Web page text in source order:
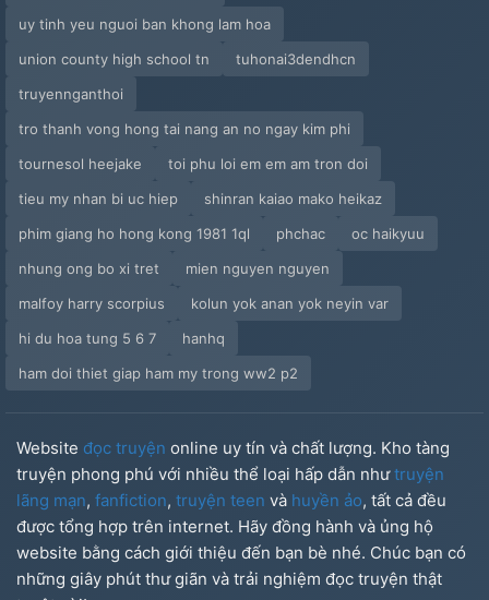
uy tinh yeu nguoi ban khong lam hoa
union county high school tn
tuhonai3dendhcn
truyennganthoi
tro thanh vong hong tai nang an no ngay kim phi
tournesol heejake
toi phu loi em em am tron doi
tieu my nhan bi uc hiep
shinran kaiao mako heikaz
phim giang ho hong kong 1981 1ql
phchac
oc haikyuu
nhung ong bo xi tret
mien nguyen nguyen
malfoy harry scorpius
kolun yok anan yok neyin var
hi du hoa tung 5 6 7
hanhq
ham doi thiet giap ham my trong ww2 p2
Website đọc truyện online uy tín và chất lượng. Kho tàng
truyện phong phú với nhiều thể loại hấp dẫn nhưtruyện
lãng mạn, fanfiction, truyện teen và huyền ảo, tất cả đều
được tổng hợp trên internet. Hãy đồng hành và ủng hộ
website bằng cách giới thiệu đến bạn bè nhé. Chúc bạn có
những giây phút thư giãn và trải nghiệm đọc truyện thật